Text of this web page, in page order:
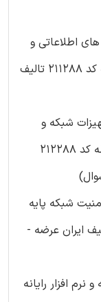
اطلاعاتی و
طراحی وب پایه یازدهم دوره متوسطه کد 211288 تالیف
شبکه و
سخت افزار پایه دوازدهم دوره متوسطه کد 212288
شبکه پایه
دوره متوسطه کد 212290 تالیف ایران عرضه -
افزار رایانه